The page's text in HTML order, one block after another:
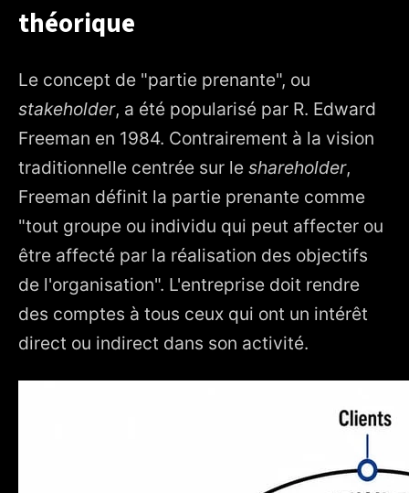
théorique
Le concept de "partie prenante", ou
stakeholder, a été popularisé par R. Edward
Freeman en 1984. Contrairement à la vision
traditionnelle centrée sur le shareholder,
Freeman définit la partie prenante comme
"tout groupe ou individu qui peut affecter ou
être affecté par la réalisation des objectifs
de l'organisation". L'entreprise doit rendre
des comptes à tous ceux qui ont un intérêt
direct ou indirect dans son activité.